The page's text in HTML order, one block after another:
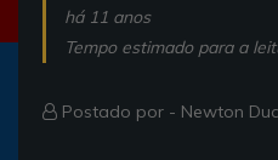
há 11 anos
Tempo estimado para a
Postado por - Newton